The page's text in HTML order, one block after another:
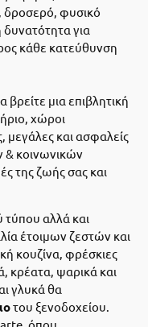
φυσικό
για
κάθε κατεύθυνση
μια επιβλητική
χώροι
μεγάλες και ασφαλείς
& κοινωνικών
της ζωής σας και
τύπου αλλά και
έτοιμων ζεστών και
κουζίνα, φρέσκιες
κρέατα, ψαρικά και
γλυκά θα
του ξενοδοχείου.